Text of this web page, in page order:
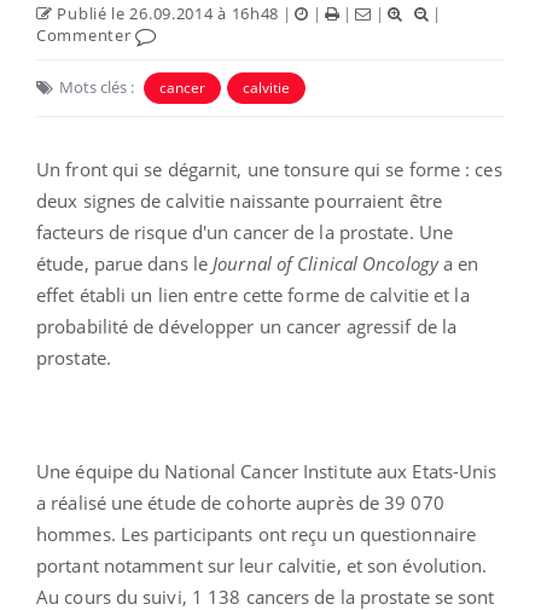
Publié le 26.09.2014 à 16h48 | | | |
|
Commenter
Mots clés : cancer calvitie
Un front qui se dégarnit, une tonsure qui se forme : ces
deux signes de calvitie naissante pourraient être
facteurs de risque d'un cancer de la prostate. Une
étude, parue dans le Journal of Clinical Oncologya en
effet établi un lien entre cette forme de calvitie et la
probabilité de développer un cancer agressif de la
prostate.
Une équipe du National Cancer Institute aux Etats-Unis
a réalisé une étude de cohorte auprès de 39 070
hommes. Les participants ont reçu un questionnaire
portant notamment sur leur calvitie, et son évolution.
Au cours du suivi, 1 138 cancers de la prostate se sont